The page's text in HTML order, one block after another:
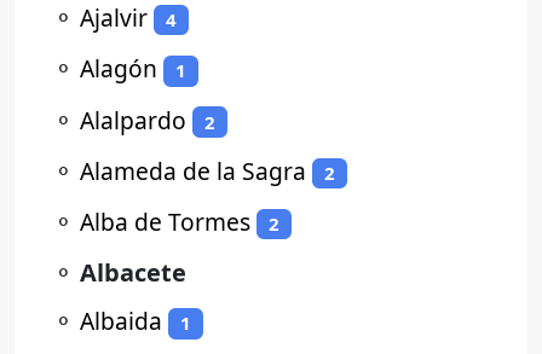
⚬ Ajalvir 4
⚬ Alagón 1
⚬ Alalpardo 2
⚬ Alameda de la Sagra 2
⚬ Alba de Tormes 2
⚬ Albacete
⚬ Albaida 1